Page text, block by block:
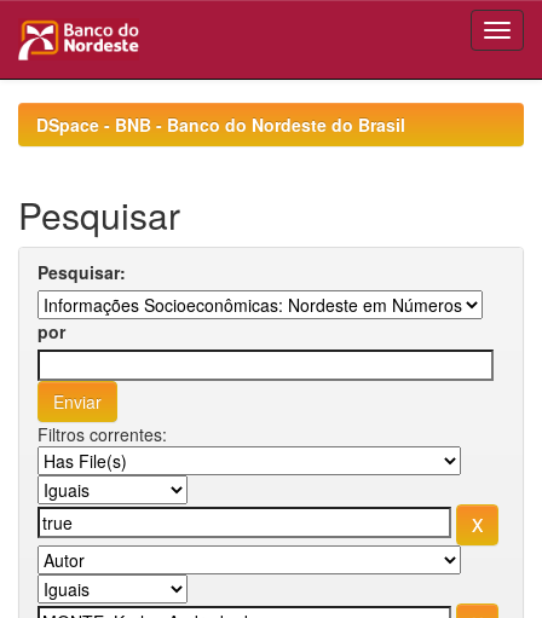
navigationDSpace - BNB - Banco do Nordeste do Brasil
Pesquisar
Pesquisar:
por
Filtros correntes: